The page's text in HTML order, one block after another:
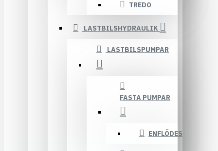
TREDO
LASTBILSHYDRAULIK
LASTBILSPUMPAR
FASTA PUMPAR
ENFLÖDES